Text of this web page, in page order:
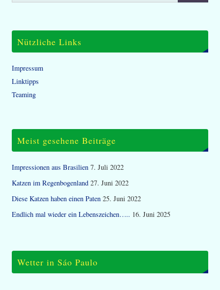
Nützliche Links
Impressum
Linktipps
Teaming
Meist gesehene Beiträge
Impressionen aus Brasilien 7. Juli 2022
Katzen im Regenbogenland 27. Juni 2022
Diese Katzen haben einen Paten 25. Juni 2022
Endlich mal wieder ein Lebenszeichen….. 16. Juni 2025
Wetter in Sáo Paulo